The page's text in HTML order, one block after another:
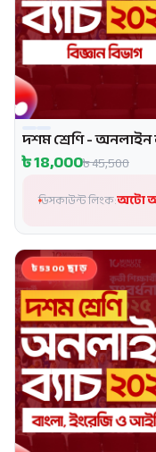
প্রোমো
দশম শ্রেণি - অনলাইন
৳18,000৳45,500
ডিসকাউন্ট লিংক:অটো
৳5300 ছাড়